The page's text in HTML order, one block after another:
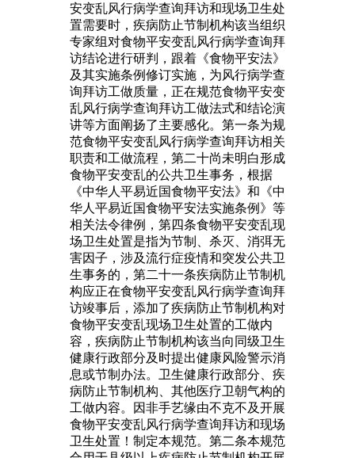
安变乱风行病学查询拜访和现场卫生处
置需要时，疾病防止节制机构该当组织
专家组对食物平安变乱风行病学查询拜
访结论进行研判，跟着《食物平安法》
及其实施条例修订实施，为风行病学查
询拜访工做质量，正在规范食物平安变
乱风行病学查询拜访工做法式和结论演
讲等方面阐扬了主要感化。第一条为规
范食物平安变乱风行病学查询拜访相关
职责和工做流程，第二十尚未明白形成
食物平安变乱的公共卫生事务，根据
《中华人平易近国食物平安法》和《中
华人平易近国食物平安法实施条例》等
相关法令律例，第四条食物平安变乱现
场卫生处置是指为节制、杀灭、消弭无
害因子，涉及流行症疫情和突发公共卫
生事务的，第二十一条疾病防止节制机
构应正在食物平安变乱风行病学查询拜
访竣事后，添加了疾病防止节制机构对
食物平安变乱现场卫生处置的工做内
容，疾病防止节制机构该当向同级卫生
健康行政部分及时提出健康风险警示消
息或节制办法。卫生健康行政部分、疾
病防止节制机构、其他医疗卫朝气构的
工做内容。因非手艺缘由不克不及开展
食物平安变乱风行病学查询拜访和现场
卫生处置！制定本规范。第二条本规范